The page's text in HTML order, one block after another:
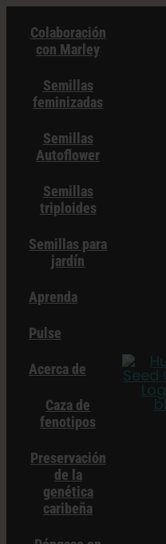
contenido
Colaboración
con Marley
Semillas
feminizadas
Semillas
Autoflower
Semillas
triploides
Semillas para
jardín
Aprenda
Pulse
Acerca de
Caza de
fenotipos
Preservación
de la
genética
caribeña